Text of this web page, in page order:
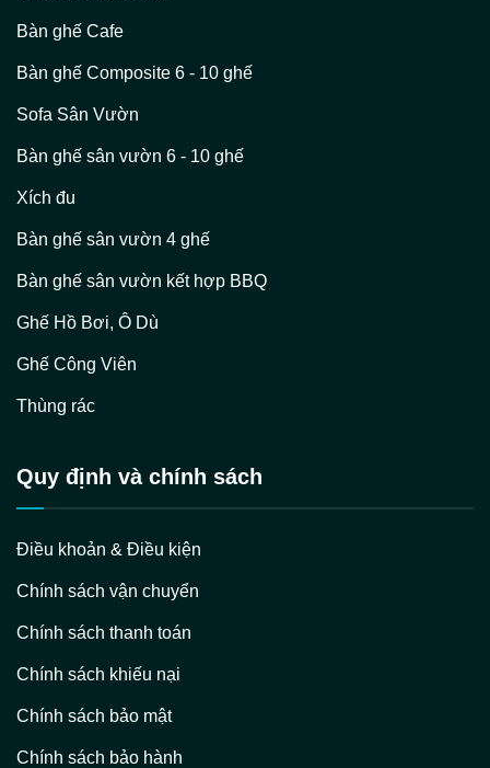
Bàn ghế Cafe
Bàn ghế Composite 6 - 10 ghế
Sofa Sân Vườn
Bàn ghế sân vườn 6 - 10 ghế
Xích đu
Bàn ghế sân vườn 4 ghế
Bàn ghế sân vườn kết hợp BBQ
Ghế Hồ Bơi, Ô Dù
Ghế Công Viên
Thùng rác
Quy định và chính sách
Điều khoản & Điều kiện
Chính sách vận chuyển
Chính sách thanh toán
Chính sách khiếu nại
Chính sách bảo mật
Chính sách bảo hành